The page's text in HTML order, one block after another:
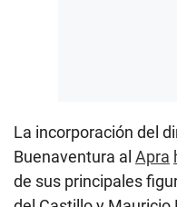
La incorporación del
Buenaventura al Apra
de sus principales